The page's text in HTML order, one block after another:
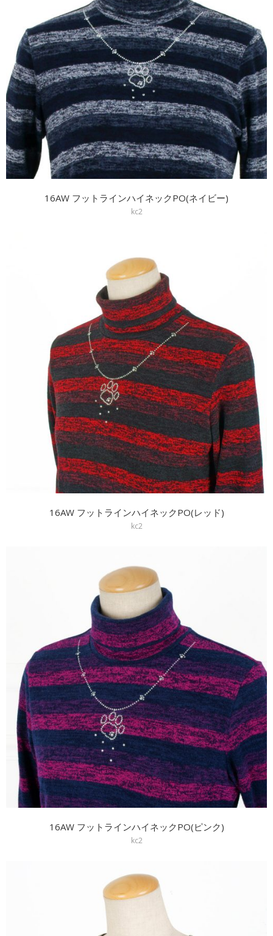
16AW フットラインハイネックPO(ネイビー)
kc2
16AW フットラインハイネックPO(レッド)
kc2
16AW フットラインハイネックPO(ピンク)
kc2